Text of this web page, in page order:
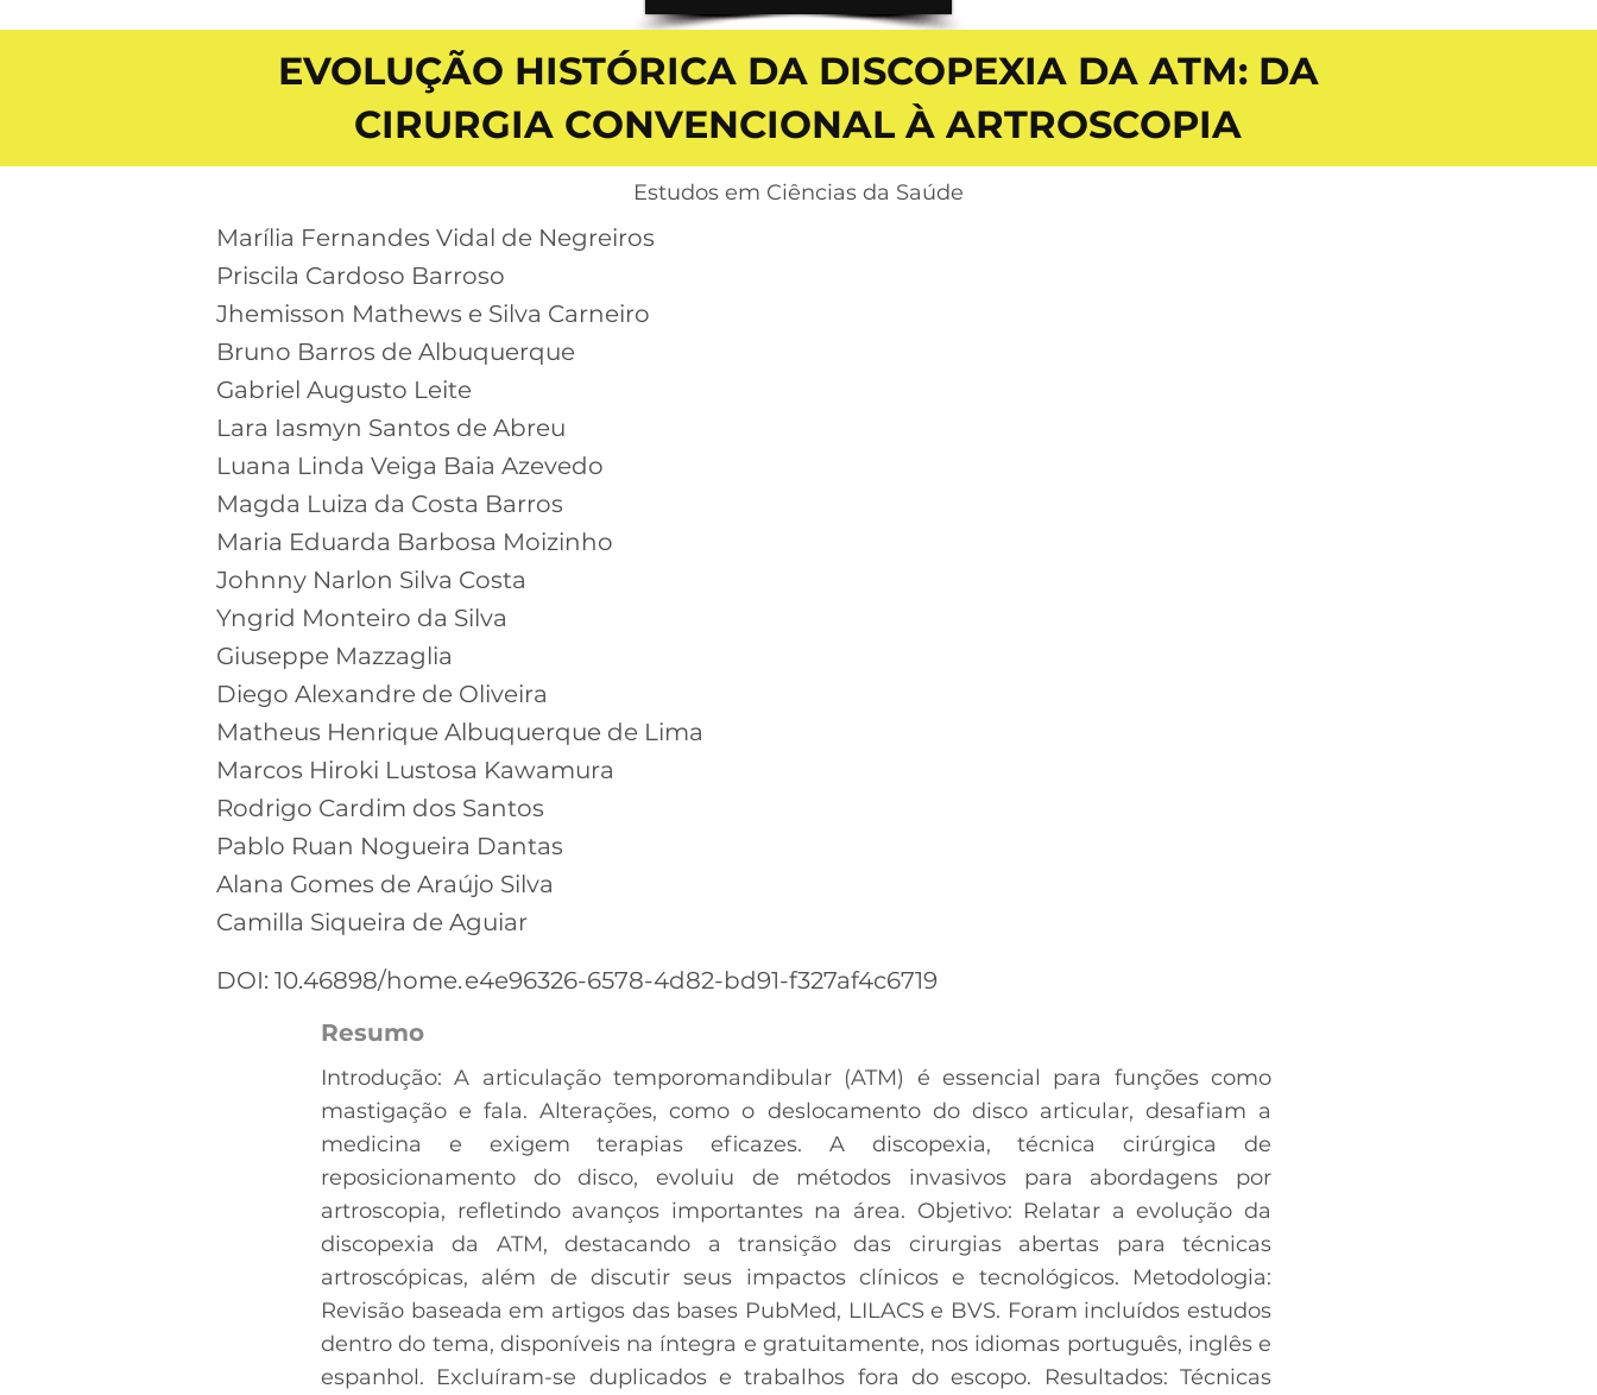
EVOLUÇÃO HISTÓRICA DA DISCOPEXIA DA ATM: DA
CIRURGIA CONVENCIONAL À ARTROSCOPIA
Estudos em Ciências da Saúde
Marília Fernandes Vidal de Negreiros
Priscila Cardoso Barroso
Jhemisson Mathews e Silva Carneiro
Bruno Barros de Albuquerque
Gabriel Augusto Leite
Lara Iasmyn Santos de Abreu
Luana Linda Veiga Baia Azevedo
Magda Luiza da Costa Barros
Maria Eduarda Barbosa Moizinho
Johnny Narlon Silva Costa
Yngrid Monteiro da Silva
Giuseppe Mazzaglia
Diego Alexandre de Oliveira
Matheus Henrique Albuquerque de Lima
Marcos Hiroki Lustosa Kawamura
Rodrigo Cardim dos Santos
Pablo Ruan Nogueira Dantas
Alana Gomes de Araújo Silva
Camilla Siqueira de Aguiar
DOI: 10.46898/home.e4e96326-6578-4d82-bd91-f327af4c6719
Resumo
Introdução: A articulação temporomandibular (ATM) é essencial para funções como
mastigação e fala. Alterações, como o deslocamento do disco articular, desafiam a
medicina e exigem terapias eficazes. A discopexia, técnica cirúrgica de
reposicionamento do disco, evoluiu de métodos invasivos para abordagens por
artroscopia, refletindo avanços importantes na área. Objetivo: Relatar a evolução da
discopexia da ATM, destacando a transição das cirurgias abertas para técnicas
artroscópicas, além de discutir seus impactos clínicos e tecnológicos. Metodologia:
Revisão baseada em artigos das bases PubMed, LILACS e BVS. Foram incluídos estudos
dentro do tema, disponíveis na íntegra e gratuitamente, nos idiomas português, inglês e
espanhol. Excluíram-se duplicados e trabalhos fora do escopo. Resultados: Técnicas